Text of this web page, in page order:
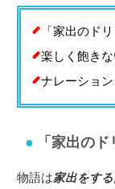
「家出のド
楽しく飽き
ナレーショ
「家出の
物語は家出をす